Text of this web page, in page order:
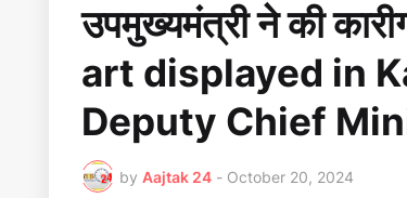
उपमुख्यमंत्री ने की
art displayed in
Deputy Chief
by Aajtak 24 - October 20, 2024